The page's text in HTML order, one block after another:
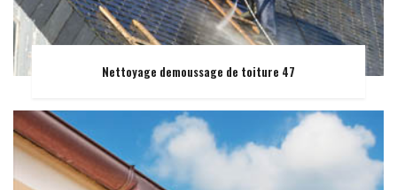
Nettoyage demoussage de toiture 47